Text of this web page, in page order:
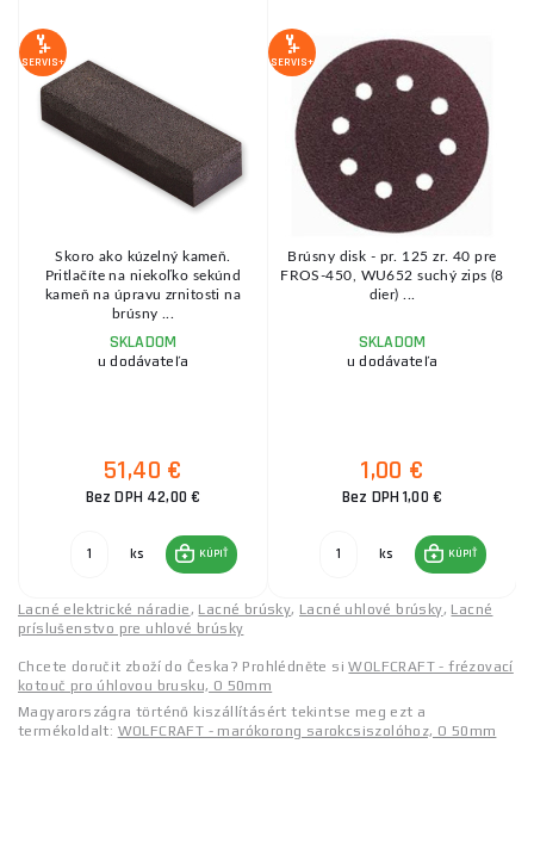
SERVIS+
Skoro ako kúzelný kameň.
Pritlačíte na niekoľko sekúnd
kameň na úpravu zrnitosti na
brúsny ...
SKLADOM
u dodávateľa
51,40 €
Bez DPH 42,00 €
ks KÚPIŤ
SERVIS+
Brúsny disk - pr. 125 zr. 40 pre
FROS-450, WU652 suchý zips (8
dier) ...
SKLADOM
u dodávateľa
1,00 €
Bez DPH 1,00 €
ks KÚPIŤ
Lacné elektrické náradie, Lacné brúsky, Lacné uhlové brúsky, Lacné
príslušenstvo pre uhlové brúsky
Chcete doručit zboží do Česka? Prohlédněte siWOLFCRAFT - frézovací
kotouč pro úhlovou brusku, O 50mm
Magyarországra történő kiszállításért tekintse meg ezt a
termékoldalt: WOLFCRAFT - marókorong sarokcsiszolóhoz, O 50mm